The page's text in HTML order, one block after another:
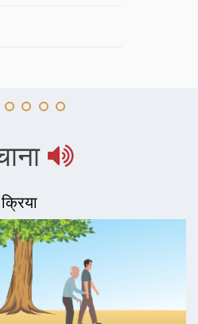
क्रिया